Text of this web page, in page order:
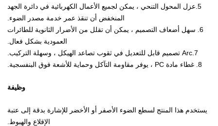
5.عزل المحول التنحي ، يمكن لجميع الأعمال الكهربائية في دائرة الجهد
المنخفض أن تنقذ عمر خدمة مصدر الضوء.
6. سهل أضعاف التصميم ، يمكن أن تقلل من الأضرار الثانوية للطائرات
العمودية بشكل فعال.
7.Arc تصميم قابل للتعديل في ثقوب تصاعد الهيكل ، وسهلة التركيب.
8. غطاء مادة PC ، يوفر مقاومة التآكل وحماية للأشعة فوق البنفسجية.
وظيفة
يستخدم هذا المنتج لسطع الضوء الأصفر أو الأخضر للإشارة بدقة إلى عتبة
الإقلاع والهبوط.